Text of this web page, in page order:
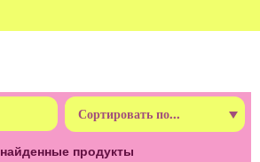
найденные продукты